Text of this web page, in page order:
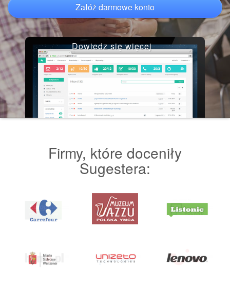
Załóż darmowe konto
Dowiedz się więcej
Firmy, które doceniły
Sugestera: